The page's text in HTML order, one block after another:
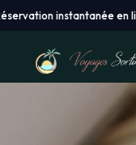
ligne ! · Agence